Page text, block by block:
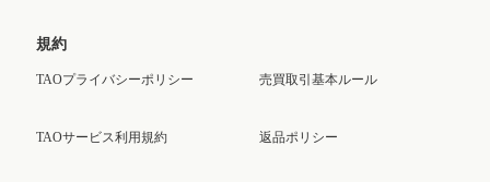
規約
TAOプライバシーポリシー
TAOサービス利用規約
売買取引基本ルール
返品ポリシー